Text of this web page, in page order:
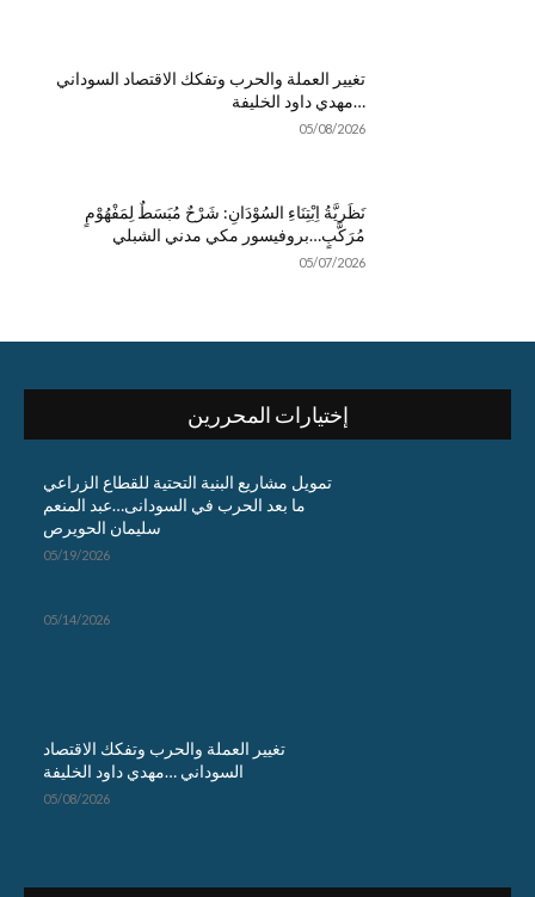
تغيير العملة والحرب وتفكك الاقتصاد السوداني
…مهدي داود الخليفة
05/08/2026
نَظَريَّةُ اِبْتِنَاءِ السُوْدَانِ: شَرْحٌ مُبَسَطٌ لِمَفْهُوْمٍ
مُرَكَّبٍ…بروفيسور مكي مدني الشبلي
05/07/2026
إختيارات المحررين
تمويل مشاريع البنية التحتية للقطاع الزراعي
ما بعد الحرب في السودانى…عبد المنعم
سليمان الحويرص
05/19/2026
05/14/2026
تغيير العملة والحرب وتفكك الاقتصاد
السوداني …مهدي داود الخليفة
05/08/2026